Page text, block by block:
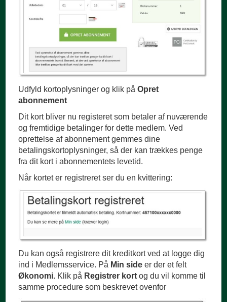
Udfyld kortoplysninger og klik påOpret
abonnement
Dit kort bliver nu registeret som betaler af nuværende
og fremtidige betalinger for dette medlem. Ved
oprettelse af abonnement gemmes dine
betalingskortoplysninger, så der kan trækkes penge
fra dit kort i abonnementets levetid.
Når kortet er registreret ser du en kvittering:
Du kan også registrere dit kreditkort ved at logge dig
ind i Medlemsservice. På Min sideer der et felt
Økonomi. Klik på Registrer kortog du vil komme til
samme procedure som beskrevet ovenfor